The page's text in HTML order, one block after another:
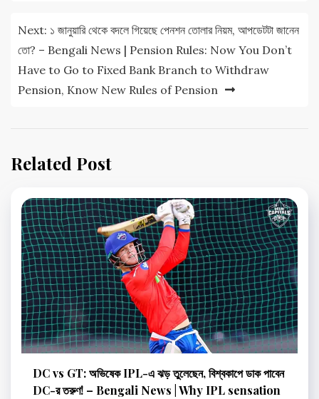
Next: ১ জানুয়ারি থেকে বদলে গিয়েছে পেনশন তোলার নিয়ম, আপডেটটা জানেন
তো? – Bengali News | Pension Rules: Now You Don’t
Have to Go to Fixed Bank Branch to Withdraw
Pension, Know New Rules of Pension
Related Post
DC vs GT: অভিষেক IPL-এ ঝড় তুলেছেন, বিশ্বকাপে ডাক পাবেন
DC-র তরুণ! – Bengali News | Why IPL sensation